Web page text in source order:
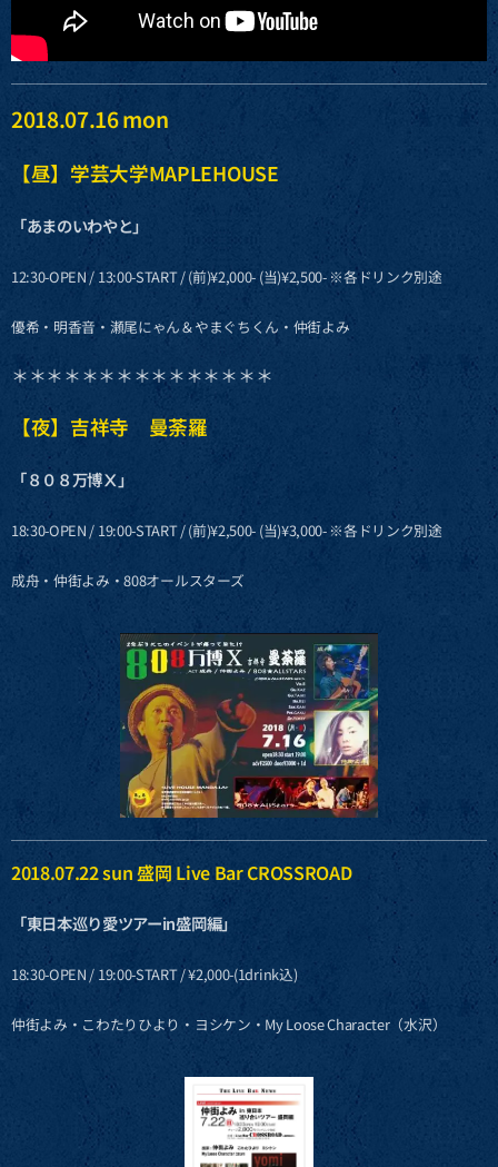
2018.07.16 mon
【昼】学芸大学MAPLEHOUSE
「あまのいわやと」
12:30-OPEN / 13:00-START / (前)¥2,000- (当)¥2,500- ※各ドリンク別途
優希・明香音・瀬尾にゃん＆やまぐちくん・仲街よみ
＊＊＊＊＊＊＊＊＊＊＊＊＊＊＊
【夜】吉祥寺 曼荼羅
「８０８万博Ⅹ」
18:30-OPEN / 19:00-START / (前)¥2,500- (当)¥3,000- ※各ドリンク別途
成舟・仲街よみ・808オールスターズ
2018.07.22 sun 盛岡 Live Bar CROSSROAD
「東日本巡り愛ツアーin盛岡編」
18:30-OPEN / 19:00-START / ¥2,000-(1drink込)
仲街よみ・こわたりひより・ヨシケン・My Loose Character（水沢）